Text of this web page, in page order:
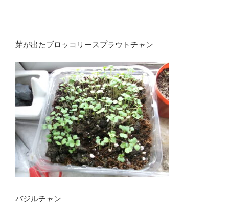
芽が出たブロッコリースプラウトチャン
バジルチャン